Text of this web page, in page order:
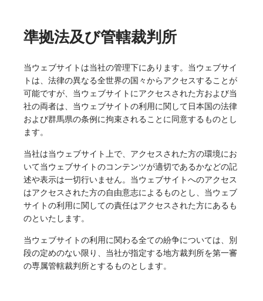
準拠法及び管轄裁判所
当ウェブサイトは当社の管理下にあります。当ウェブサイ
トは、法律の異なる全世界の国々からアクセスすることが
可能ですが、当ウェブサイトにアクセスされた方および当
社の両者は、当ウェブサイトの利用に関して日本国の法律
および群馬県の条例に拘束されることに同意するものとし
ます。
当社は当ウェブサイト上で、アクセスされた方の環境にお
いて当ウェブサイトのコンテンツが適切であるかなどの記
述や表示は一切行いません。当ウェブサイトへのアクセス
はアクセスされた方の自由意志によるものとし、当ウェブ
サイトの利用に関しての責任はアクセスされた方にあるも
のといたします。
当ウェブサイトの利用に関わる全ての紛争については、別
段の定めのない限り、当社が指定する地方裁判所を第一審
の専属管轄裁判所とするものとします。